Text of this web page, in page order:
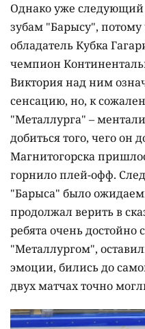
Однако уже следующий
зубам "Барысу", потому
обладатель Кубка
чемпион
Виктория над ним
сенсацию, но, к
"Металлурга" –
добиться того, чего он
Магнитогорска
горнило плей-офф.
"Барыса" было
продолжал верить в
ребята очень достойно
"Металлургом",
эмоции, бились до
двух матчах точно